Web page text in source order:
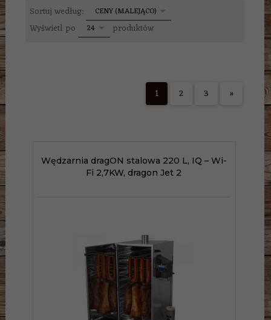
Sortuj według: sortCENY (MALEJĄCO)
Wyświetl po pop
24 produktów
1 2 3 »
Wędzarnia dragON stalowa 220 L, IQ – Wi-
Fi 2,7KW, dragon Jet 2